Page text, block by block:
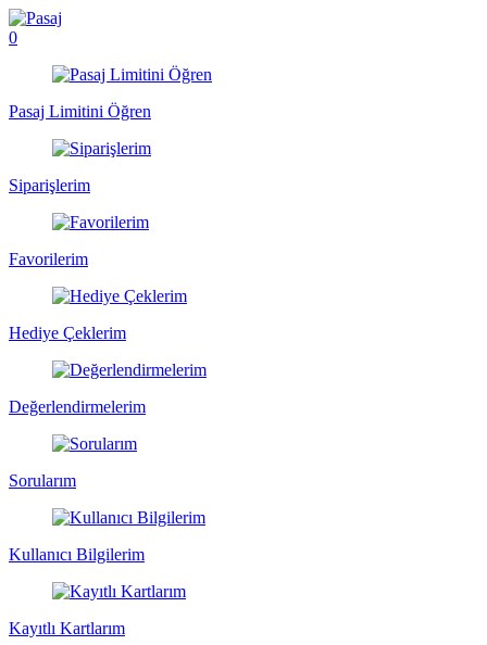
0
Pasaj Limitini Öğren
Siparişlerim
Favorilerim
Hediye Çeklerim
Değerlendirmelerim
Sorularım
Kullanıcı Bilgilerim
Kayıtlı Kartlarım